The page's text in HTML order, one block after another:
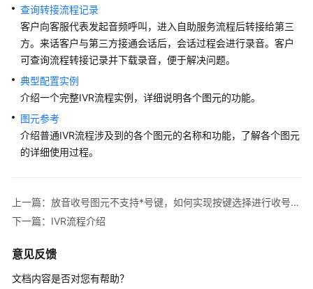
您
的
租
配
置
员
工
中
用
人
服
查询转接流程记录
客户向客服代表发起音频呼叫，进入自助服务流程后转接给第三
方。来话客户与第三方接通会话后，会话过程会进行录音。客户
可查询流程转接记录并下载录音，便于解决问题。
典型配置实例
介绍一个完整IVR流程实例，详细说明各个图元的功能。
图元参考
介绍普通IVR流程涉及到的各个图元的名称和功能，了解各个图元
的详细使用过程。
上一篇：放音收号图元不支持*号键，如何实现按键选择进行收号或返回上一层菜单
下一篇：IVR流程介绍
意见反馈
文档内容是否对您有帮助？